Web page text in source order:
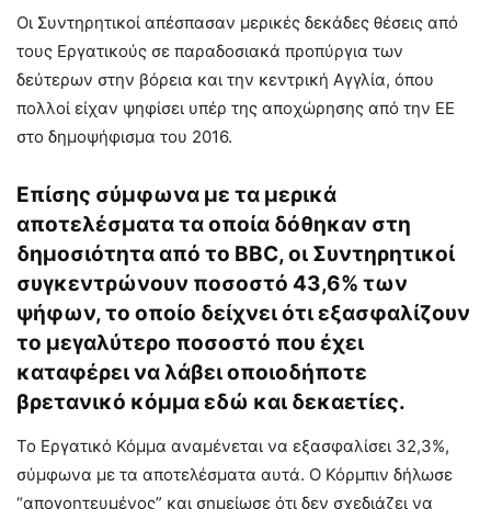
Οι Συντηρητικοί απέσπασαν μερικές δεκάδες θέσεις από
τους Εργατικούς σε παραδοσιακά προπύργια των
δεύτερων στην βόρεια και την κεντρική Αγγλία, όπου
πολλοί είχαν ψηφίσει υπέρ της αποχώρησης από την ΕΕ
στο δημοψήφισμα του 2016.
Επίσης σύμφωνα με τα μερικά
αποτελέσματα τα οποία δόθηκαν στη
δημοσιότητα από το BBC, οι Συντηρητικοί
συγκεντρώνουν ποσοστό 43,6% των
ψήφων, το οποίο δείχνει ότι εξασφαλίζουν
το μεγαλύτερο ποσοστό που έχει
καταφέρει να λάβει οποιοδήποτε
βρετανικό κόμμα εδώ και δεκαετίες.
Το Εργατικό Κόμμα αναμένεται να εξασφαλίσει 32,3%,
σύμφωνα με τα αποτελέσματα αυτά. Ο Κόρμπιν δήλωσε
“απογοητευμένος” και σημείωσε ότι δεν σχεδιάζει να